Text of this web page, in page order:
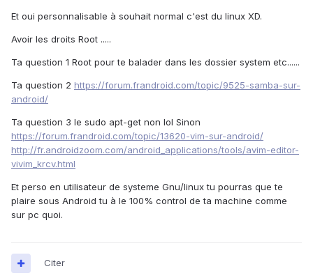
Et oui personnalisable à souhait normal c'est du linux XD.
Avoir les droits Root .....
Ta question 1 Root pour te balader dans les dossier system etc......
Ta question 2 https://forum.frandroid.com/topic/9525-samba-sur-
android/
Ta question 3 le sudo apt-get non lol Sinon
https://forum.frandroid.com/topic/13620-vim-sur-android/
http://fr.androidzoom.com/android_applications/tools/avim-editor-
vivim_krcv.html
Et perso en utilisateur de systeme Gnu/linux tu pourras que te
plaire sous Android tu à le 100% control de ta machine comme
sur pc quoi.
Citer